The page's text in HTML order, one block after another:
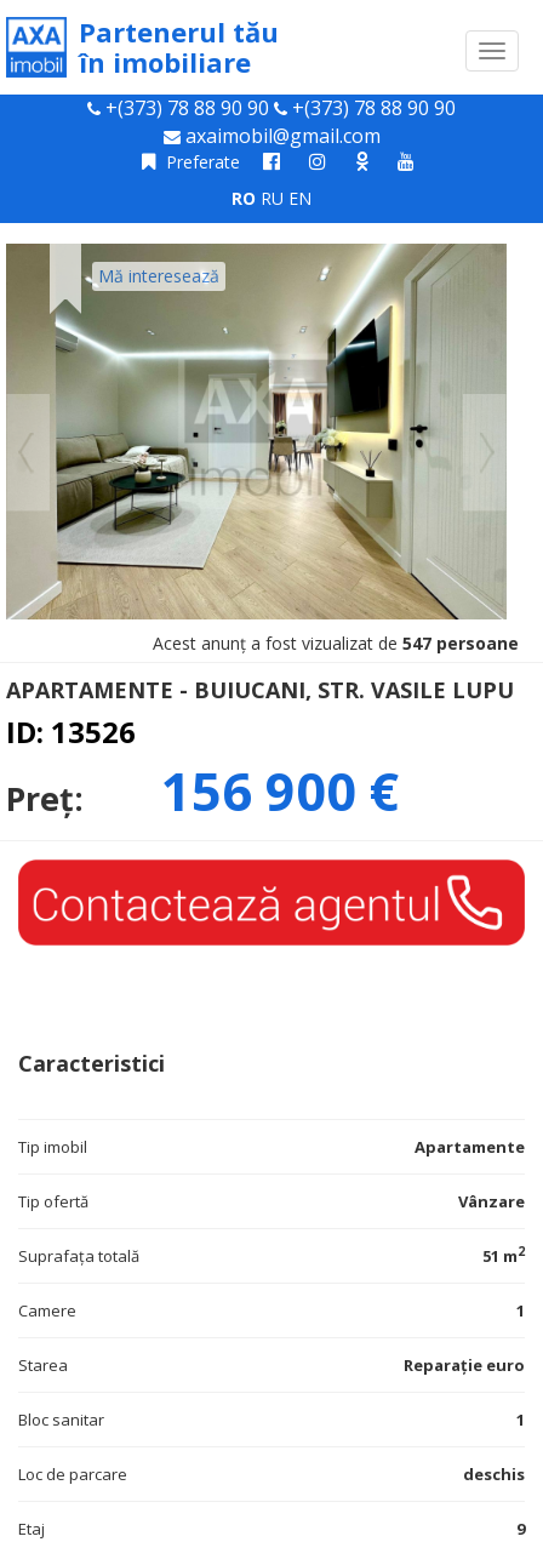
Partenerul tău
în imobiliare
+(373) 78 88 90 90
+(373) 78 88 90 90
axaimobil@gmail.com
Preferate
RO RU EN
Mă interesează
Acest anunț a fost vizualizat de 547 persoane
APARTAMENTE - BUIUCANI, STR. VASILE LUPU
ID: 13526
Preț: 156 900 €
Caracteristici
Tip imobil Apartamente
Tip ofertă Vânzare
Suprafața totală 51 m2
Camere 1
Starea Reparație euro
Bloc sanitar 1
Loc de parcare deschis
Etaj 9